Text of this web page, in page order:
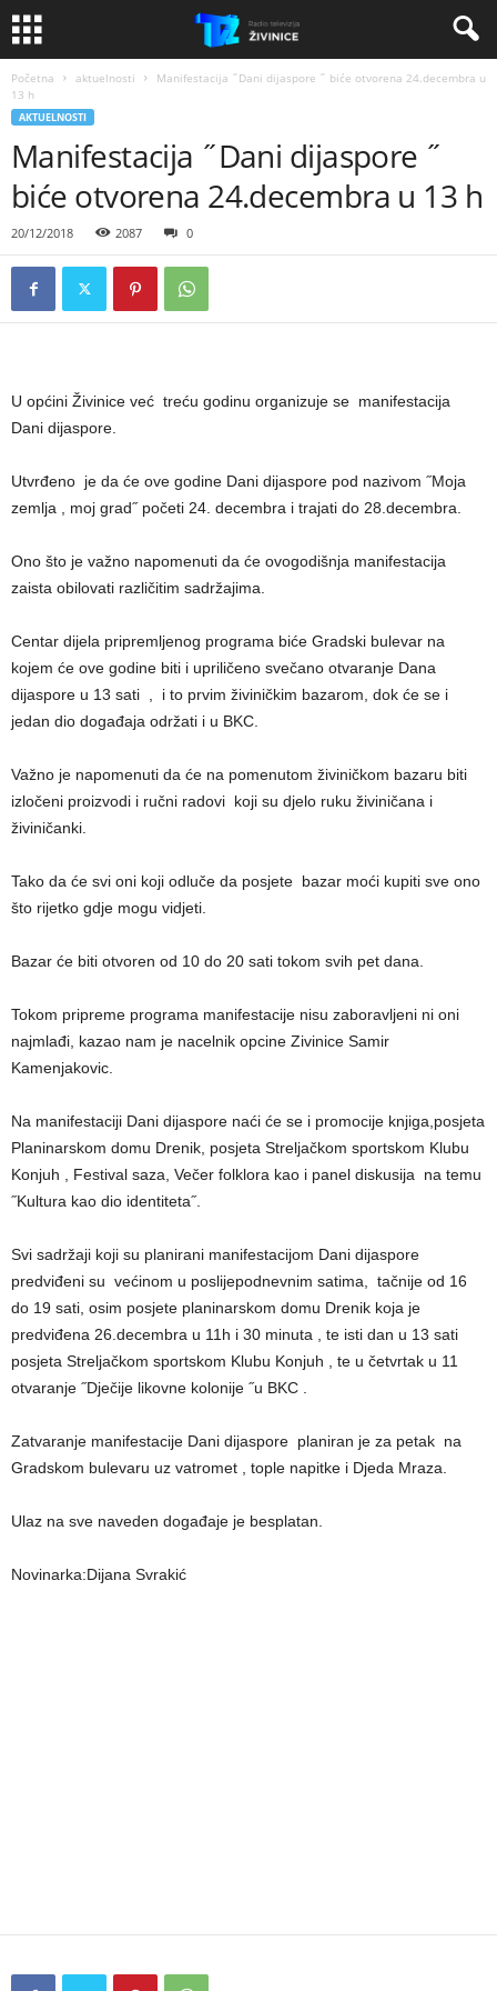
Početna aktuelnosti
Manifestacija ˝Dani dijaspore ˝ biće otvorena 24.decembra u
13 h
AKTUELNOSTI
Manifestacija ˝Dani dijaspore ˝
biće otvorena 24.decembra u 13 h
20/12/2018 2087 0
U općini Živinice već treću godinu organizuje se manifestacija
Dani dijaspore.
Utvrđeno je da će ove godine Dani dijaspore pod nazivom ˝Moja
zemlja , moj grad˝ početi 24. decembra i trajati do 28.decembra.
Ono što je važno napomenuti da će ovogodišnja manifestacija
zaista obilovati različitim sadržajima.
Centar dijela pripremljenog programa biće Gradski bulevar na
kojem će ove godine biti i upriličeno svečano otvaranje Dana
dijaspore u 13 sati , i to prvim živiničkim bazarom, dok će se i
jedan dio događaja održati i u BKC.
Važno je napomenuti da će na pomenutom živiničkom bazaru biti
izločeni proizvodi i ručni radovi koji su djelo ruku živiničana i
živiničanki.
Tako da će svi oni koji odluče da posjete bazar moći kupiti sve ono
što rijetko gdje mogu vidjeti.
Bazar će biti otvoren od 10 do 20 sati tokom svih pet dana.
Tokom pripreme programa manifestacije nisu zaboravljeni ni oni
najmlađi, kazao nam je nacelnik opcine Zivinice Samir
Kamenjakovic.
Na manifestaciji Dani dijaspore naći će se i promocije knjiga,posjeta
Planinarskom domu Drenik, posjeta Streljačkom sportskom Klubu
Konjuh , Festival saza, Večer folklora kao i panel diskusija na temu
˝Kultura kao dio identiteta˝.
Svi sadržaji koji su planirani manifestacijom Dani dijaspore
predviđeni su većinom u poslijepodnevnim satima, tačnije od 16
do 19 sati, osim posjete planinarskom domu Drenik koja je
predviđena 26.decembra u 11h i 30 minuta , te isti dan u 13 sati
posjeta Streljačkom sportskom Klubu Konjuh , te u četvrtak u 11
otvaranje ˝Dječije likovne kolonije ˝u BKC .
Zatvaranje manifestacije Dani dijaspore planiran je za petak na
Gradskom bulevaru uz vatromet , tople napitke i Djeda Mraza.
Ulaz na sve naveden događaje je besplatan.
Novinarka:Dijana Svrakić